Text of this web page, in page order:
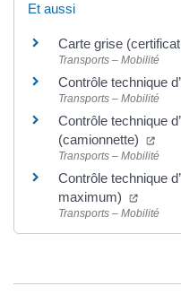
Et aussi
Carte grise
Transports – Mobilité
Contrôle technique
Transports – Mobilité
Contrôle technique
(camionnette)
Transports – Mobilité
Contrôle technique
maximum)
Transports – Mobilité